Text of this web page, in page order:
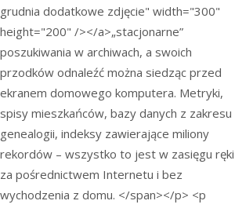
grudnia dodatkowe zdjęcie" width="300"
height="200" /></a>„stacjonarne”
poszukiwania w archiwach, a swoich
przodków odnaleźć można siedząc przed
ekranem domowego komputera. Metryki,
spisy mieszkańców, bazy danych z zakresu
genealogii, indeksy zawierające miliony
rekordów – wszystko to jest w zasięgu ręki
za pośrednictwem Internetu i bez
wychodzenia z domu. </span></p> <p